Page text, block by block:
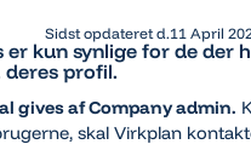
Sidst opdateret d.11 April
er kun synlige for de der
profil.
gives af Company admin.
skal Virkplan